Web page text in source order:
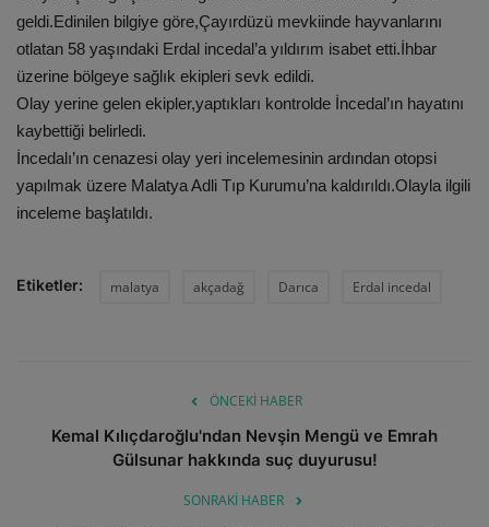
geldi.Edinilen bilgiye göre,Çayırdüzü mevkiinde hayvanlarını
otlatan 58 yaşındaki Erdal incedal’a yıldırım isabet etti.İhbar
üzerine bölgeye sağlık ekipleri sevk edildi.
Olay yerine gelen ekipler,yaptıkları kontrolde İncedal’ın hayatını
kaybettiği belirledi.
İncedalı’ın cenazesi olay yeri incelemesinin ardından otopsi
yapılmak üzere Malatya Adli Tıp Kurumu’na kaldırıldı.Olayla ilgili
inceleme başlatıldı.
Etiketler: malatya akçadağ Darıca Erdal incedal
ÖNCEKI HABER
Kemal Kılıçdaroğlu'ndan Nevşin Mengü ve Emrah
Gülsunar hakkında suç duyurusu!
SONRAKI HABER